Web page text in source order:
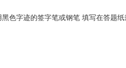
字迹的签字笔或钢笔 填写在答题纸